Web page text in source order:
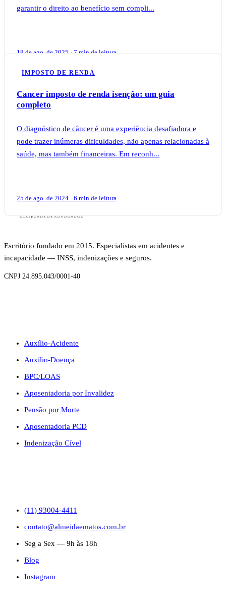
garantir o direito ao benefício sem compli...
18 de ago. de 2025 · 7 min de leitura
IMPOSTO DE RENDA
Cancer imposto de renda isenção: um guia
completo
O diagnóstico de câncer é uma experiência desafiadora e
pode trazer inúmeras dificuldades, não apenas relacionadas à
saúde, mas também financeiras. Em reconh...
25 de ago. de 2024 · 6 min de leitura
Escritório fundado em 2015. Especialistas em acidentes e
incapacidade — INSS, indenizações e seguros.
CNPJ 24.895.043/0001-40
Auxílio-Acidente
Auxílio-Doença
BPC/LOAS
Aposentadoria por Invalidez
Pensão por Morte
Aposentadoria PCD
Indenização Cível
(11) 93004-4411
contato@almeidaematos.com.br
Seg a Sex — 9h às 18h
Blog
Instagram